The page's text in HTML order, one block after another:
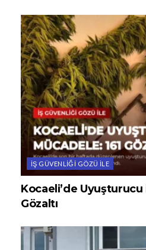
İŞ GÜVENLIĞI GÖZÜ ILE
Kocaeli’de Uyuşturucu
Gözaltı